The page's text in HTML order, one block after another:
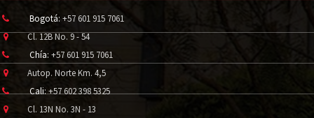
Bogotá: +57 601 915 7061
Cl. 12B No. 9 - 54
Chía: +57 601 915 7061
Autop. Norte Km. 4,5
Cali: +57 602 398 5325
Cl. 13N No. 3N - 13